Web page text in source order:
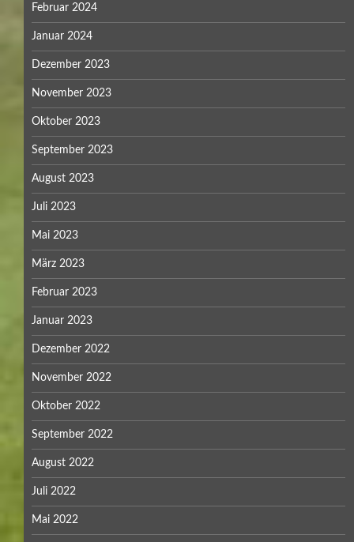
Februar 2024
Januar 2024
Dezember 2023
November 2023
Oktober 2023
September 2023
August 2023
Juli 2023
Mai 2023
März 2023
Februar 2023
Januar 2023
Dezember 2022
November 2022
Oktober 2022
September 2022
August 2022
Juli 2022
Mai 2022